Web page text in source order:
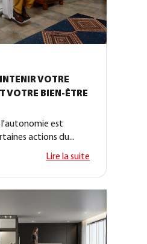
VOTRE
VOTRE BIEN-ÊTRE
est
actions du...
Lire la suite